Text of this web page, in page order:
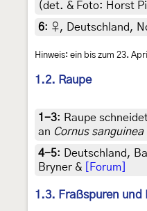
(det. & Foto: Horst
6: ♀, Deutschland,
Hinweis: ein bis zum 23.
1.2. Raupe
1-3: Raupe
an Cornus sanguinea
4-5:
Deutschland,
Bryner &
[Forum]
1.3. Fraßspuren und